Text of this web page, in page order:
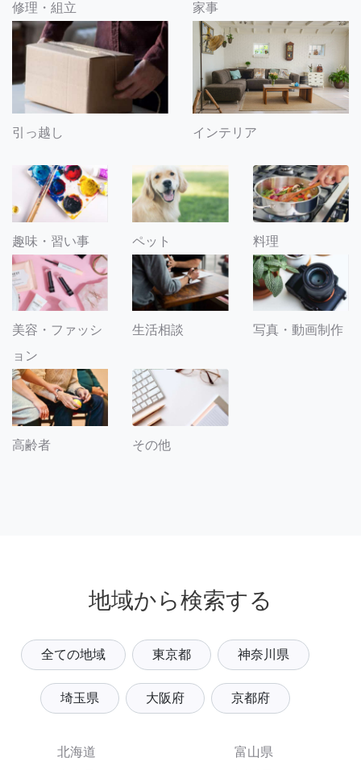
修理・組立 家事
引っ越し インテリア
趣味・習い事 ペット 料理
美容・ファッシ
ョン
生活相談 写真・動画制作
高齢者 その他
地域から検索する
全ての地域 東京都 神奈川県
埼玉県 大阪府 京都府
北海道
富山県